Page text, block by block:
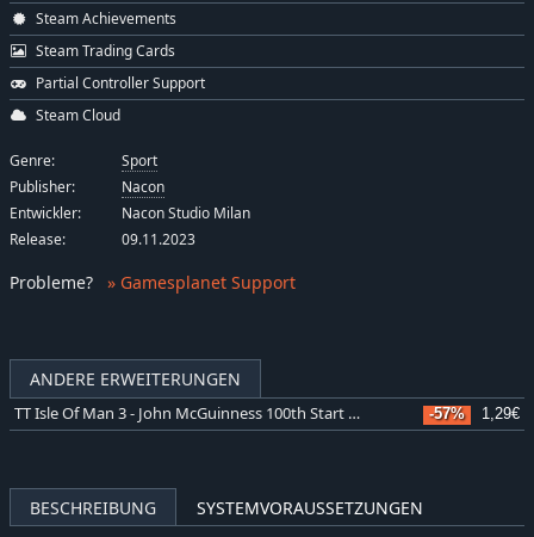
ANDERE ERWEITERUNGEN
TT Isle Of Man 3 - John McGuinness 100th Start Special Livery -57% 1,29€
BESCHREIBUNG
SYSTEMVORAUSSETZUNGEN
Steam Achievements
Steam Trading Cards
Partial Controller Support
Steam Cloud
Genre:
Sport
Publisher:
Nacon
Entwickler:
Nacon Studio Milan
Release:
09.11.2023
Probleme? » Gamesplanet Support